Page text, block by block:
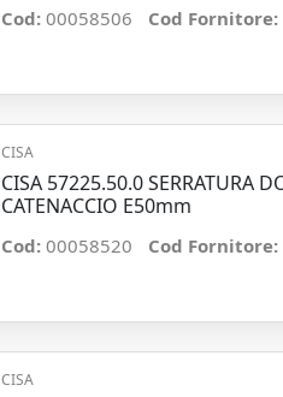
Cod: 00058506 Cod Fornitore:
CISA
CISA 57225.50.0 SERRATURA
CATENACCIO E50mm
Cod: 00058520 Cod Fornitore:
CISA